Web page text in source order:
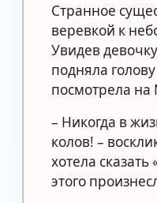
Странное
веревкой к
Увидев
подняла
посмотрела
– Никогда в
колов! –
хотела
этого